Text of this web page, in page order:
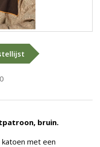
bruin.
met een